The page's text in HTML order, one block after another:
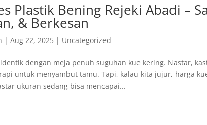
Plastik Bening Rejeki Abadi –
& Berkesan
|Aug 22, 2025 | Uncategorized
dengan meja penuh suguhan kue kering. Nastar,
untuk menyambut tamu. Tapi, kalau kita jujur, harga
ukuran sedang bisa mencapai...